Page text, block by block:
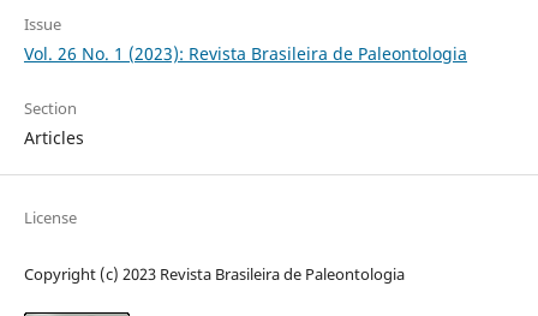
Issue
Vol. 26 No. 1 (2023): Revista Brasileira de Paleontologia
Section
Articles
License
Copyright (c) 2023 Revista Brasileira de Paleontologia